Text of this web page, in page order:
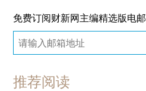
免费订阅财新网主编精选版电邮
推荐阅读